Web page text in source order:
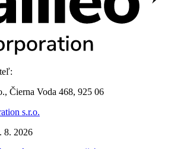
Čierna Voda 468, 925 06
s.r.o.
8. 2026